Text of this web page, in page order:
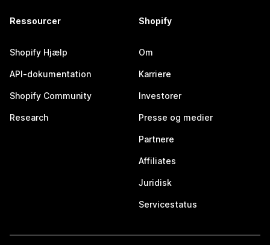
Ressourcer
Shopify Hjælp
API-dokumentation
Shopify Community
Research
Shopify
Om
Karriere
Investorer
Presse og medier
Partnere
Affiliates
Juridisk
Servicestatus